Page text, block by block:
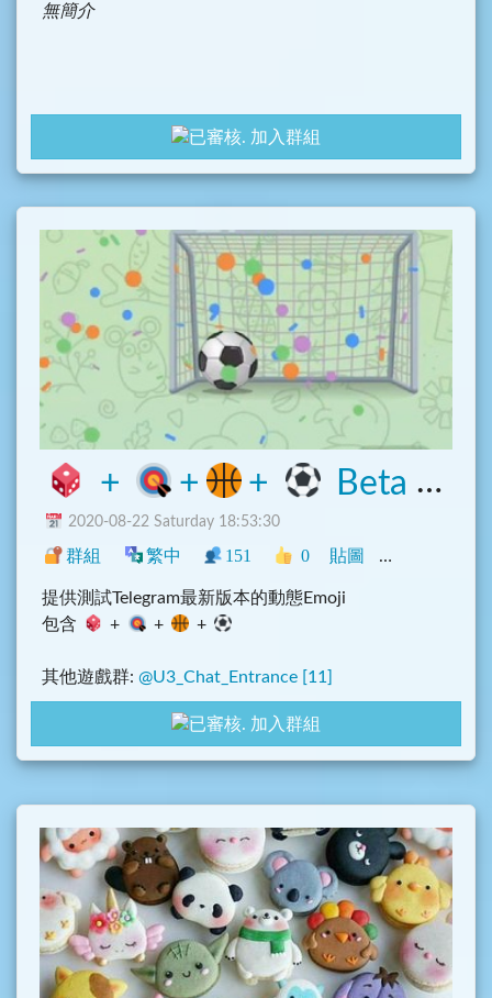
無簡介
加入群組
+ + + Beta 測試群
2020-08-22 Saturday 18:53:30
群組 繁中 151 0 貼圖 中文圈
提供測試Telegram最新版本的動態Emoji
包含
+ + +
其他遊戲群: @U3_Chat_Entrance [11]
主群:@U3_Chat_Entrance [9]
加入群組